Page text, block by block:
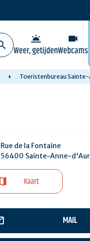
wb_twilight
Weer, getijden
videocam
Webcams
Toeristenbureau
Rue de la Fontaine
56400 Sainte-Anne-
Kaart
MAIL